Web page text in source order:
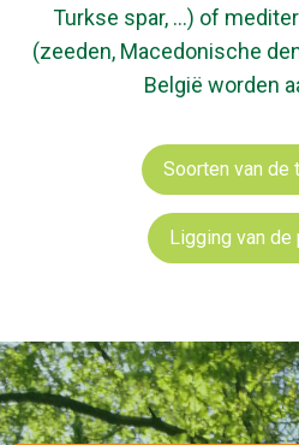
Turkse spar, …) of
(zeeden, Macedonische
België worden
Soorten van de
Ligging van de